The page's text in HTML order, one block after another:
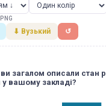
⬇ Вузький ↺
ви загалом описали стан
у вашому закладі?